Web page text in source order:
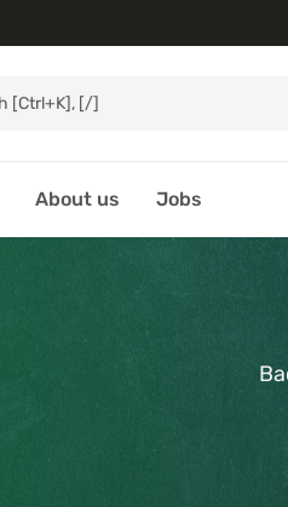
About us Jobs